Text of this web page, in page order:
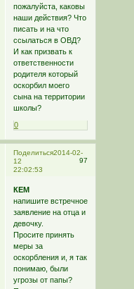
пожалуйста, каковы
наши действия? Что
писать и на что
ссылаться в ОВД?
И как призвать к
ответственности
родителя который
оскорбил моего
сына на территории
школы?
0
Поделиться
97
2014-02-
12
22:02:53
КЕМ
напишите встречное
заявление на отца и
девочку.
Просите принять
меры за
оскорбления и, я так
понимаю, были
угрозы от папы?